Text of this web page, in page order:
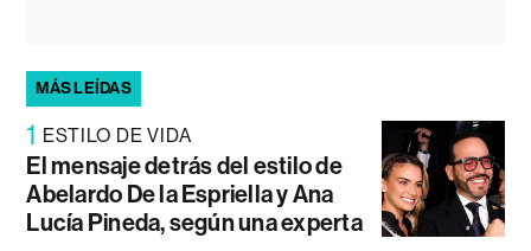
MÁS LEÍDAS
1 ESTILO DE VIDA
El mensaje detrás del estilo de
Abelardo De la Espriella y Ana
Lucía Pineda, según una experta